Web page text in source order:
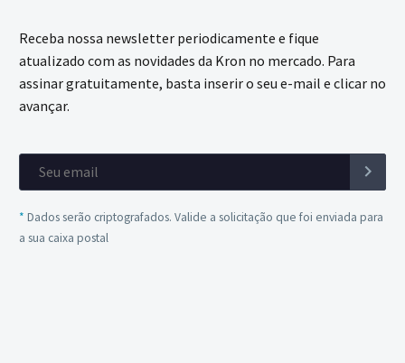
Receba nossa newsletter periodicamente e fique
atualizado com as novidades da Kron no mercado. Para
assinar gratuitamente, basta inserir o seu e-mail e clicar no
avançar.
* Dados serão criptografados. Valide a solicitação que foi enviada para
a sua caixa postal